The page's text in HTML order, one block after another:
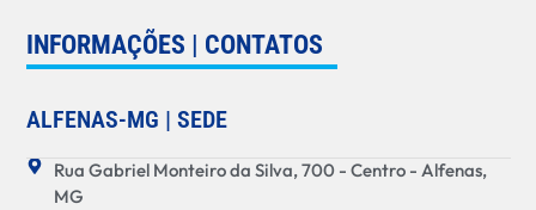
INFORMAÇÕES | CONTATOS
ALFENAS-MG | SEDE
Rua Gabriel Monteiro da Silva, 700 - Centro - Alfenas,
MG